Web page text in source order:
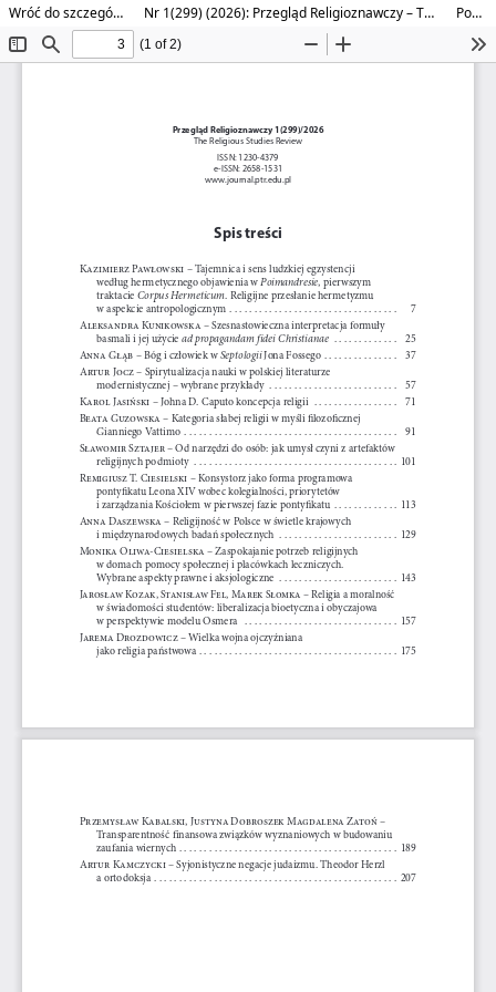
Wróć do szczegółów artykułu Nr 1(299) (2026): Przegląd Religioznawczy – The Religious Studies Review Pobierz